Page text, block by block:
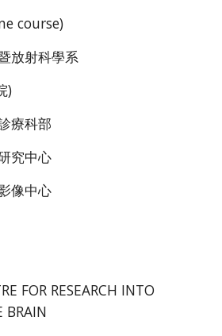
course)
放射科學系
)
療科部
究中心
像中心
FOR RESEARCH INTO
BRAIN